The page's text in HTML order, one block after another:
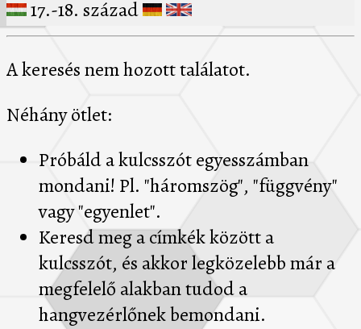
17.-18. század
A keresés nem hozott találatot.
Néhány ötlet:
Próbáld a kulcsszót egyesszámban
mondani! Pl. "háromszög", "függvény"
vagy "egyenlet".
Keresd meg a címkék között a
kulcsszót, és akkor legközelebb már a
megfelelő alakban tudod a
hangvezérlőnek bemondani.